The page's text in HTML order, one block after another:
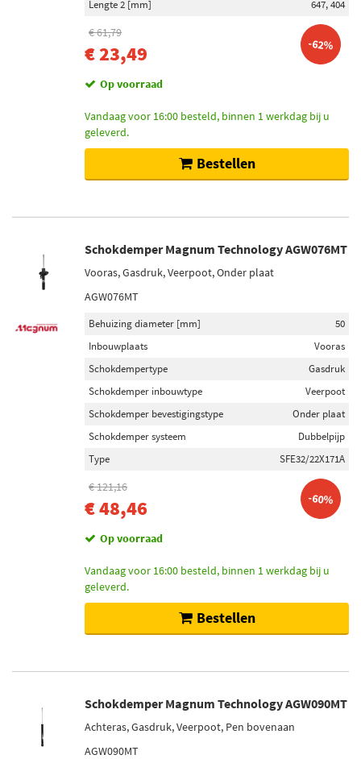
Lengte 2 [mm]
647, 404
€ 61,79
€ 23,49 -62%
Op voorraad
Vandaag voor 16:00 besteld, binnen 1 werkdag bij u
geleverd.
Bestellen
Schokdemper Magnum Technology AGW076MT
Vooras, Gasdruk, Veerpoot, Onder plaat
AGW076MT
Behuizing diameter [mm]
50
Inbouwplaats
Vooras
Schokdempertype
Gasdruk
Schokdemper inbouwtype
Veerpoot
Schokdemper bevestigingstype
Onder plaat
Schokdemper systeem
Dubbelpijp
Type
SFE32/22X171A
€ 121,16
€ 48,46 -60%
Op voorraad
Vandaag voor 16:00 besteld, binnen 1 werkdag bij u
geleverd.
Bestellen
Schokdemper Magnum Technology AGW090MT
Achteras, Gasdruk, Veerpoot, Pen bovenaan
AGW090MT